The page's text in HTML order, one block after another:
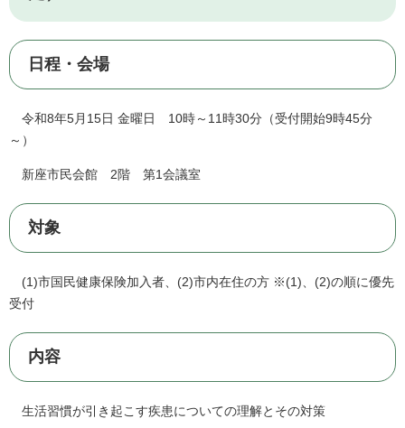
日程・会場
令和8年5月15日 金曜日 10時～11時30分（受付開始9時45分
～）
新座市民会館 2階 第1会議室
対象
(1)市国民健康保険加入者、(2)市内在住の方 ※(1)、(2)の順に優先
受付
内容
生活習慣が引き起こす疾患についての理解とその対策